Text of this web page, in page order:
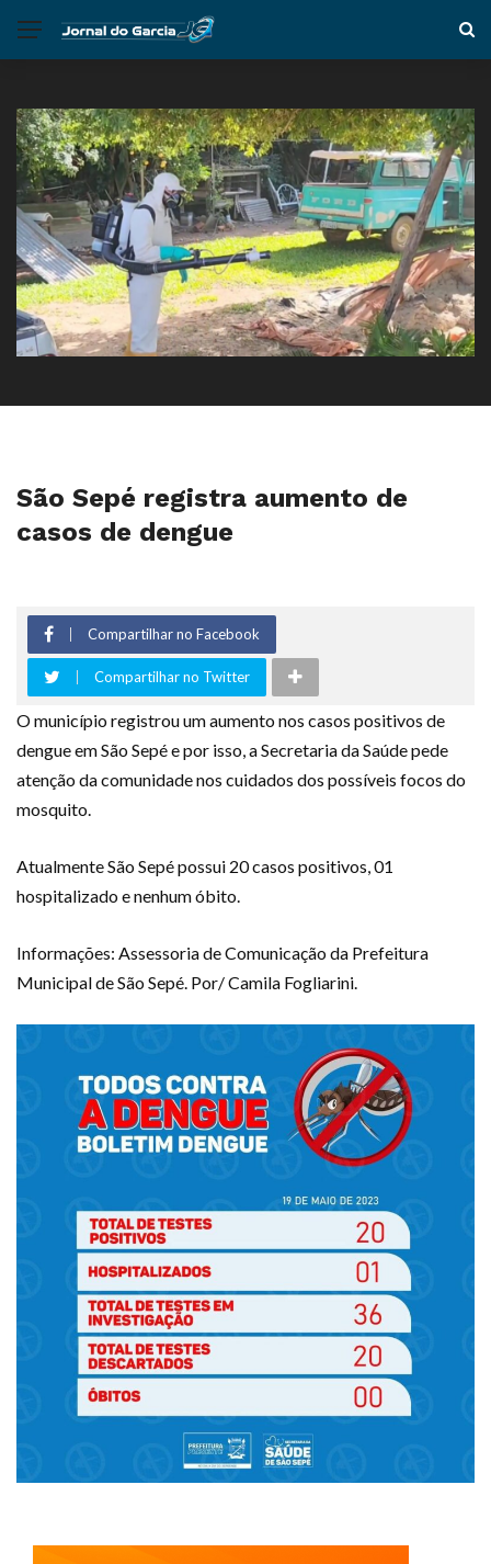
São Sepé registra aumento de
casos de dengue
Compartilhar no Facebook
Compartilhar no Twitter
O município registrou um aumento nos casos positivos de
dengue em São Sepé e por isso, a Secretaria da Saúde pede
atenção da comunidade nos cuidados dos possíveis focos do
mosquito.
Atualmente São Sepé possui 20 casos positivos, 01
hospitalizado e nenhum óbito.
Informações: Assessoria de Comunicação da Prefeitura
Municipal de São Sepé. Por/ Camila Fogliarini.